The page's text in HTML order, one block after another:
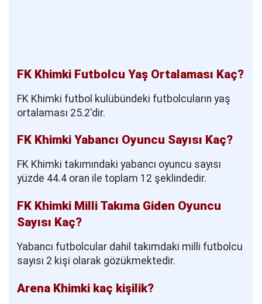
FK Khimki Futbolcu Yaş Ortalaması Kaç?
FK Khimki futbol kulübündeki futbolcuların yaş
ortalaması 25.2'dir.
FK Khimki Yabancı Oyuncu Sayısı Kaç?
FK Khimki takımındaki yabancı oyuncu sayısı
yüzde 44.4 oran ile toplam 12 şeklindedir.
FK Khimki Milli Takıma Giden Oyuncu
Sayısı Kaç?
Yabancı futbolcular dahil takımdaki milli futbolcu
sayısı 2 kişi olarak gözükmektedir.
Arena Khimki kaç kişilik?